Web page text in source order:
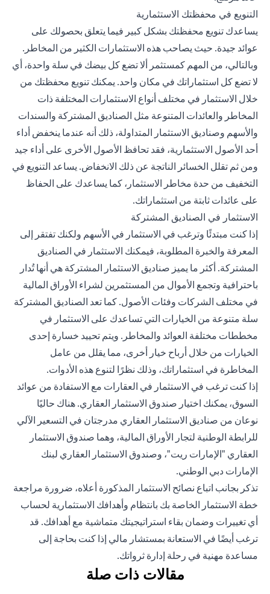
التنويع في محفظتك الاستثمارية
يساعدك تنويع محفظتك بشكل كبير فيما يتعلق بحصولك على
عوائد جيدة. حيث يصاحب هذه الاستثمارات الكثير من المخاطر.
وبالتالي، من المهم كمستثمر ألا تضع كل بيضك في سلة واحدة، أي
لا تضع كل استثماراتك في مكان واحد. يمكنك تنويع محفظتك من
خلال الاستثمار في مختلف أنواع الاستثمارات المختلفة ذات
المخاطر والعائدات المتنوعة مثل الصناديق المشتركة والسندات
والأسهم وصناديق الاستثمار المتداولة، ذلك أنه عندما ينخفض أداء
أحد الأصول الاستثمارية، فقد تحافظ الأصول الأخرى على أداء جيد
ومن ثم تقلل الخسائر الناتجة عن ذلك الانخفاض. يساعد التنويع في
التخفيف من حدة مخاطر الاستثمار، كما يساعدك على الحفاظ
على عائدات ثابتة من استثماراتك.
الاستثمار في الصناديق المشتركة
إذا كنت مبتدئًا وترغب في الاستثمار في الأسهم ولكنك تفتقر إلى
المعرفة والخبرة المطلوبة، فيمكنك الاستثمار في الصناديق
المشتركة. أكثر ما يميز صناديق الاستثمار المشتركة هي أنها تُدار
باحترافية وتجمع الأموال من المستثمرين لشراء الأوراق المالية
في مختلف الشركات وفئات الأصول. كما تعد الصناديق المشتركة
سلة متنوعة من الخيارات التي تساعدك على الاستثمار في
مخططات مختلفة العوائد والمخاطر. ويتم تحييد خسارة إحدى
الخيارات من خلال أرباح خيار أخرى، مما يقلل من عامل
المخاطرة في استثماراتك، وذلك نظرًا لتنوع هذه الأدوات.
إذا كنت ترغب في الاستثمار في العقارات مع الاستفادة من عوائد
السوق، يمكنك اختيار صندوق الاستثمار العقاري. هناك حاليًا
نوعان من صناديق الاستثمار العقاري مدرجتان في التسعير الآلي
للرابطة الوطنية لتجار الأوراق المالية، وهما صندوق الاستثمار
العقاري "الإمارات ريت"، وصندوق الاستثمار العقاري لبنك
الإمارات دبي الوطني.
تذكر بجانب اتباع نصائح الاستثمار المذكورة أعلاه، ضرورة مراجعة
خطة الاستثمار الخاصة بك بانتظام وأهدافك الاستثمارية لحساب
أي تغييرات وضمان بقاء استراتيجيتك متماشية مع أهدافك. قد
ترغب أيضًا في الاستعانة بمستشار مالي إذا كنت بحاجة إلى
مساعدة مهنية في رحلة إدارة ثرواتك.
مقالات ذات صلة